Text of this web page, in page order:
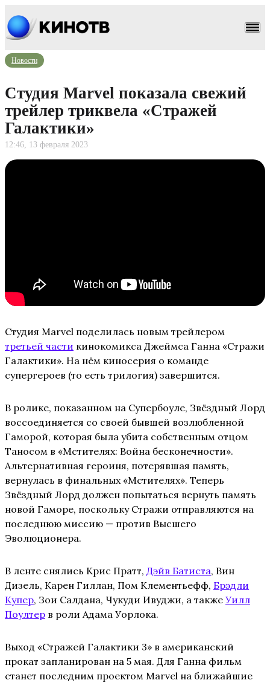
Новости
Студия Marvel показала свежий
трейлер триквела «Стражей
Галактики»
12:46, 13 февраля 2023
Студия Marvel поделилась новым трейлером
третьей части кинокомикса Джеймса Ганна «Стражи
Галактики». На нём киносерия о команде
супергероев (то есть трилогия) завершится.
В ролике, показанном на Супербоуле, Звёздный Лорд
воссоединяется со своей бывшей возлюбленной
Гаморой, которая была убита собственным отцом
Таносом в «Мстителях: Война бесконечности».
Альтернативная героиня, потерявшая память,
вернулась в финальных «Мстителях». Теперь
Звёздный Лорд должен попытаться вернуть память
новой Гаморе, поскольку Стражи отправляются на
последнюю миссию — против Высшего
Эволюционера.
В ленте снялись Крис Пратт, Дэйв Батиста, Вин
Дизель, Карен Гиллан, Пом Клементьефф, Брэдли
Купер, Зои Салдана, Чукуди Ивуджи, а также Уилл
Поултер в роли Адама Уорлока.
Выход «Стражей Галактики 3» в американский
прокат запланирован на 5 мая. Для Ганна фильм
станет последним проектом Marvel на ближайшие